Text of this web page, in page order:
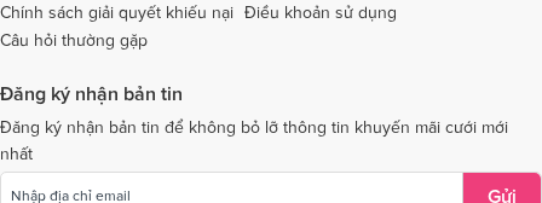
Dịch vụ cưới tại Tuyên Quang Dịch vụ cưới tại Vĩnh Long
Dịch vụ cưới tại Bà Rịa - Vũng TàuDịch vụ cưới tại Bắc Giang
Dịch vụ cưới tại Bắc Kạn
Chính sách giải quyết khiếu nại Điều khoản sử dụng
Câu hỏi thường gặp
Đăng ký nhận bản tin
Đăng ký nhận bản tin để không bỏ lỡ thông tin khuyến mãi cưới mới
nhất
Gửi